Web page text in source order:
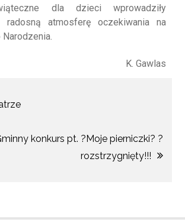
dla dzieci wprowadziły
atmosferę oczekiwania na
K. Gawlas
konkurs pt. ?Moje pierniczki? ?
rozstrzygnięty!!!